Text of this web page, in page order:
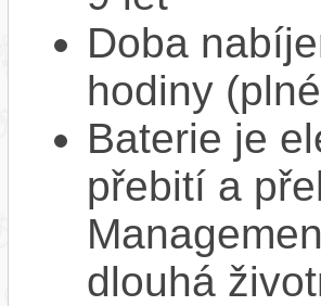
Doba
hodiny
Baterie je
přebití a
dlouhá